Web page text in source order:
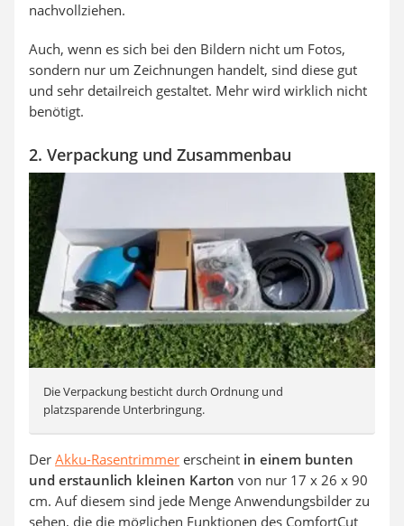
nachvollziehen.
Auch, wenn es sich bei den Bildern nicht um Fotos,
sondern nur um Zeichnungen handelt, sind diese gut
und sehr detailreich gestaltet. Mehr wird wirklich nicht
benötigt.
2. Verpackung und Zusammenbau
Die Verpackung besticht durch Ordnung und
platzsparende Unterbringung.
Der Akku-Rasentrimmer erscheint in einem bunten
und erstaunlich kleinen Karton von nur 17 x 26 x 90
cm. Auf diesem sind jede Menge Anwendungsbilder zu
sehen, die die möglichen Funktionen des ComfortCut